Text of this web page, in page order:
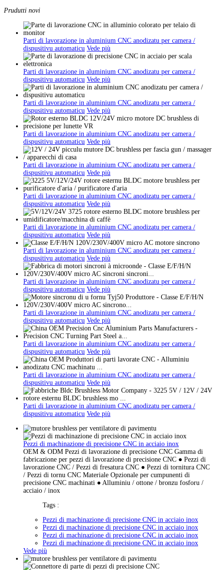
Prudutti novi
Parti di lavorazione in aluminium CNC anodizatu per camera /
dispusitivu automaticu Vede più
Parti di lavorazione in aluminium CNC anodizatu per camera /
dispusitivu automaticu Vede più
Parti di lavorazione in aluminium CNC anodizatu per camera /
dispusitivu automaticu Vede più
Parti di lavorazione in aluminium CNC anodizatu per camera /
dispusitivu automaticu Vede più
Parti di lavorazione in aluminium CNC anodizatu per camera /
dispusitivu automaticu Vede più
Parti di lavorazione in aluminium CNC anodizatu per camera /
dispusitivu automaticu Vede più
Parti di lavorazione in aluminium CNC anodizatu per camera /
dispusitivu automaticu Vede più
Parti di lavorazione in aluminium CNC anodizatu per camera /
dispusitivu automaticu Vede più
Parti di lavorazione in aluminium CNC anodizatu per camera /
dispusitivu automaticu Vede più
Parti di lavorazione in aluminium CNC anodizatu per camera /
dispusitivu automaticu Vede più
Parti di lavorazione in aluminium CNC anodizatu per camera /
dispusitivu automaticu Vede più
Parti di lavorazione in aluminium CNC anodizatu per camera /
dispusitivu automaticu Vede più
Parti di lavorazione in aluminium CNC anodizatu per camera /
dispusitivu automaticu Vede più
Pezzi di machinazione di precisione CNC in acciaio inox
OEM & ODM Pezzi di lavorazione di precisione CNC Gamma di
fabricazione per pezzi di lavorazione di precisione CNC ● Pezzi di
lavorazione CNC / Pezzi di fresatura CNC ● Pezzi di tornitura CNC
/ Pezzi di tornu CNC Materiale Opzionale per cumpunenti di
precisione CNC machinati ● Alluminiu / ottone / bronzu fosforu /
acciaio / inox
Tags :
Pezzi di machinazione di precisione CNC in acciaio inox
Pezzi di machinazione di precisione CNC in acciaio inox
Pezzi di machinazione di precisione CNC in acciaio inox
Pezzi di machinazione di precisione CNC in acciaio inox
Vede più